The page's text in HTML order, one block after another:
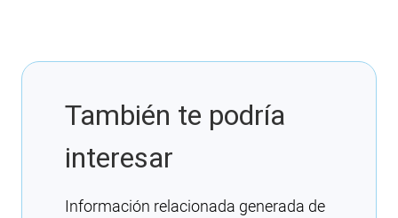
También te podría
interesar
Información relacionada generada de